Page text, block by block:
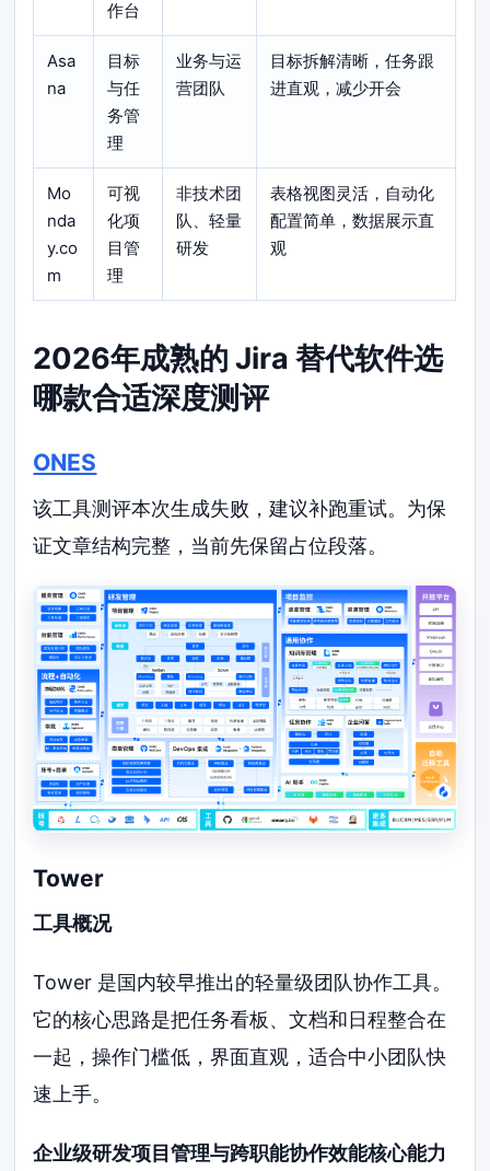
作台
Asa
na
目标
与任
务管
理
业务与运
营团队
目标拆解清晰，任务跟
进直观，减少开会
Mo
nda
y.co
m
可视
化项
目管
理
非技术团
队、轻量
研发
表格视图灵活，自动化
配置简单，数据展示直
观
2026年成熟的 Jira 替代软件选
哪款合适深度测评
ONES
该工具测评本次生成失败，建议补跑重试。为保
证文章结构完整，当前先保留占位段落。
Tower
工具概况
Tower 是国内较早推出的轻量级团队协作工具。
它的核心思路是把任务看板、文档和日程整合在
一起，操作门槛低，界面直观，适合中小团队快
速上手。
企业级研发项目管理与跨职能协作效能核心能力